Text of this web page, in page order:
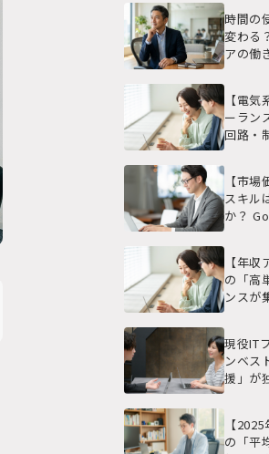
時間の
変わる
アの働
【電
ーラン
回路・
【市
スキル
か？
【年
の「高
ンスが
現役IT
ンベス
援」が
【
の「平